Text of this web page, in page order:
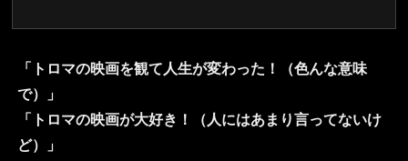
「トロマの映画を観て人生が変わった！（色んな意味
で）」
「トロマの映画が大好き！（人にはあまり言ってないけ
ど）」